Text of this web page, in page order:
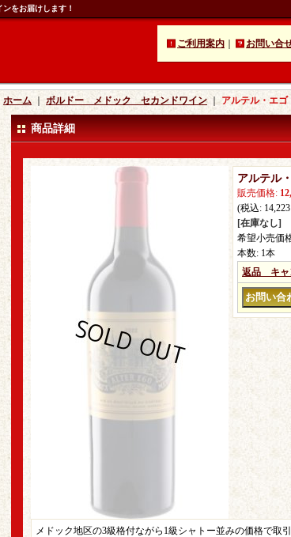
をお届けします！
ご利用案内 お問い合
ホーム ボルドー メドック セカンドワイン ｜ アルテル・エゴ
商品詳細
アルテル
販売価格:
(税込:
[在庫なし]
希望小売価
本数: 1本
返品 キャ
メドック地区の3級格付ながら1級シャトー並みの価格で取